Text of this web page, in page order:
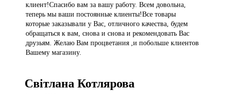
клиент!Спасибо вам за вашу работу. Всем довольна,
теперь мы ваши постоянные клиенты!Все товары
которые заказывали у Вас, отличного качества, будем
обращаться к вам, снова и снова и рекомендовать Вас
друзьям. Желаю Вам процветания ,и побольше клиентов
Вашему магазину.
Світлана Котлярова